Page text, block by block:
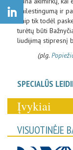
gailestingumą ir
Kaip tik todėl
turėtų būti
liudijimą stipresnį
(plg.
SPECIALŪS
Įvykiai
VISUOTINĖJE